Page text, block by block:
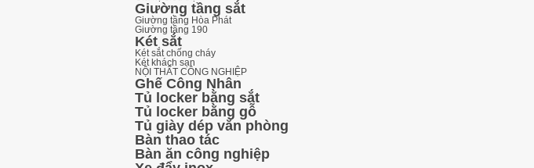
Giường tầng sắt
Giường tầng Hòa Phát
Giường tầng 190
Két sắt
Két sắt chống cháy
Két khách sạn
NỘI THẤT CÔNG NGHIỆP
Ghế Công Nhân
Tủ locker bằng sắt
Tủ locker bằng gỗ
Tủ giày dép văn phòng
Bàn thao tác
Bàn ăn công nghiệp